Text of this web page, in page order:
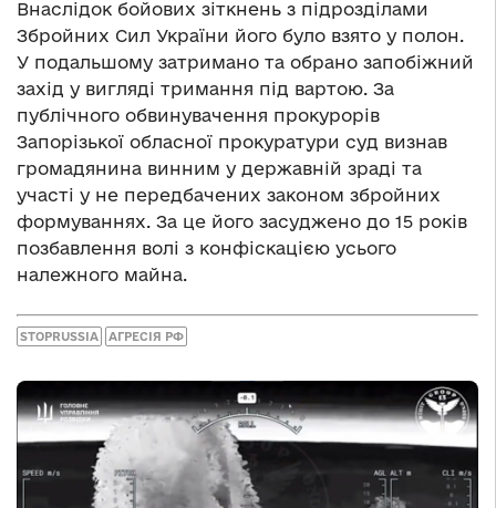
Внаслідок бойових зіткнень з підрозділами
Збройних Сил України його було взято у полон.
У подальшому затримано та обрано запобіжний
захід у вигляді тримання під вартою. За
публічного обвинувачення прокурорів
Запорізької обласної прокуратури суд визнав
громадянина винним у державній зраді та
участі у не передбачених законом збройних
формуваннях. За це його засуджено до 15 років
позбавлення волі з конфіскацією усього
належного майна.
STOPRUSSIA АГРЕСІЯ РФ